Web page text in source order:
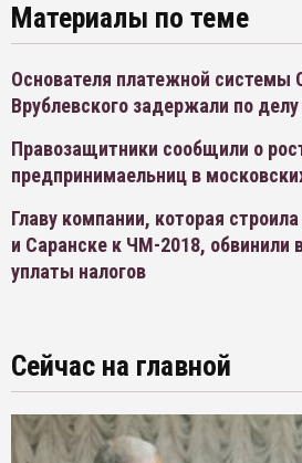
Материалы по теме
Основателя платежной системы
Врублевского задержали по
Правозащитники сообщили о
предпринимаельниц в
Главу компании, которая
и Саранске к ЧМ-2018, обвинили
уплаты налогов
Сейчас на главной